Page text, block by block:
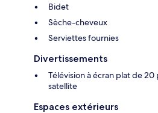
Bidet
Sèche-cheveux
Serviettes fournies
Divertissements
Télévision à écran plat de 20
satellite
Espaces extérieurs